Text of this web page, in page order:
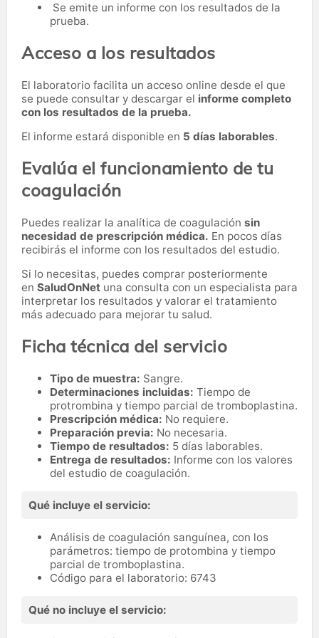
Se emite un informe con los resultados de la
prueba.
Acceso a los resultados
El laboratorio facilita un acceso online desde el que
se puede consultar y descargar el informe completo
con los resultados de la prueba.
El informe estará disponible en 5 días laborables.
Evalúa el funcionamiento de tu
coagulación
Puedes realizar la analítica de coagulación sin
necesidad de prescripción médica. En pocos días
recibirás el informe con los resultados del estudio.
Si lo necesitas, puedes comprar posteriormente
en SaludOnNet una consulta con un especialista para
interpretar los resultados y valorar el tratamiento
más adecuado para mejorar tu salud.
Ficha técnica del servicio
Tipo de muestra: Sangre.
Determinaciones incluidas: Tiempo de
protrombina y tiempo parcial de tromboplastina.
Prescripción médica: No requiere.
Preparación previa: No necesaria.
Tiempo de resultados: 5 días laborables.
Entrega de resultados: Informe con los valores
del estudio de coagulación.
Qué incluye el servicio:
Análisis de coagulación sanguínea, con los
parámetros: tiempo de protombina y tiempo
parcial de tromboplastina.
Código para el laboratorio: 6743
Qué no incluye el servicio: